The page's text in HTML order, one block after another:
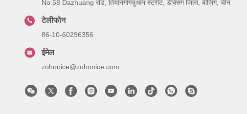
No.58 Dazhuang रोड, तियानगोंगयुआन स्ट्रीट, डेक्सिंग जिला, बीजिंग, चीन
टेलीफोन
86-10-60296356
ईमेल
zohonice@zohonice.com